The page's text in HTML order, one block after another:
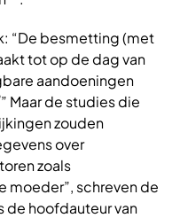
“De besmetting (met
tot op de dag van
aandoeningen
” Maar de studies die
zouden
over
zoals
moeder”, schreven de
de hoofdauteur van